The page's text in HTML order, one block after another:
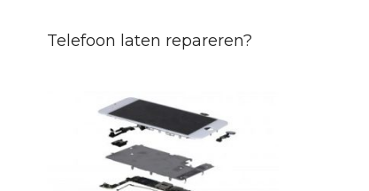
Telefoon laten repareren?